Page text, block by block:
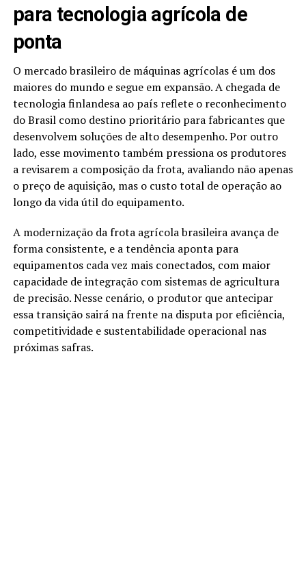
para tecnologia agrícola de
ponta
O mercado brasileiro de máquinas agrícolas é um dos
maiores do mundo e segue em expansão. A chegada de
tecnologia finlandesa ao país reflete o reconhecimento
do Brasil como destino prioritário para fabricantes que
desenvolvem soluções de alto desempenho. Por outro
lado, esse movimento também pressiona os produtores
a revisarem a composição da frota, avaliando não apenas
o preço de aquisição, mas o custo total de operação ao
longo da vida útil do equipamento.
A modernização da frota agrícola brasileira avança de
forma consistente, e a tendência aponta para
equipamentos cada vez mais conectados, com maior
capacidade de integração com sistemas de agricultura
de precisão. Nesse cenário, o produtor que antecipar
essa transição sairá na frente na disputa por eficiência,
competitividade e sustentabilidade operacional nas
próximas safras.